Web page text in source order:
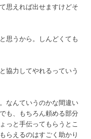
思えれば出せますけどそ
思うから。しんどくても
協力してやれるっていう
なんていうのかな間違い
も、もちろん頼める部分
っと手伝ってもらうとこ
らえるのはすごく助かり